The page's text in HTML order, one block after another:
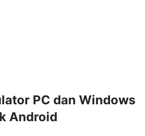
PC dan Windows
Android